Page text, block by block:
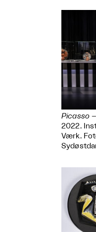
Picasso
2022.
Værk.